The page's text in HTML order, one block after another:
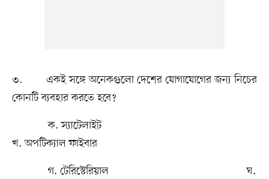
৩. একই সঙ্গে অনেকগুলো দেশের যোগাযোগের জন্য নিচের
কোনটি ব্যবহার করতে হবে?
ক. স্যাটেলাইট
খ. অপটিক্যাল ফাইবার
গ. টেরিস্টেরিয়াল ঘ.